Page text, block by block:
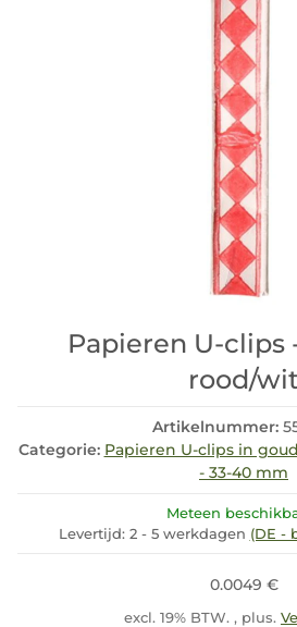
Papieren U-clips
rood/wit
Artikelnummer:
Categorie: Papieren U-clips in
- 33-40 mm
Meteen
Levertijd: 2 - 5 werkdagen (DE -
0.0049 €
excl. 19% BTW. , plus.